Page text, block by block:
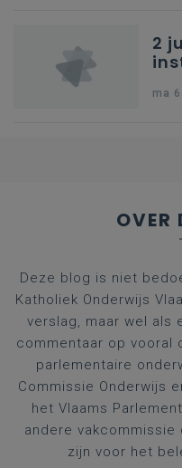
2
ma
OVER
Deze blog is niet
Katholiek Onderwijs
verslag, maar wel als
commentaar op vooral
parlementaire
Commissie Onderwijs
het Vlaams
andere
zijn voor het